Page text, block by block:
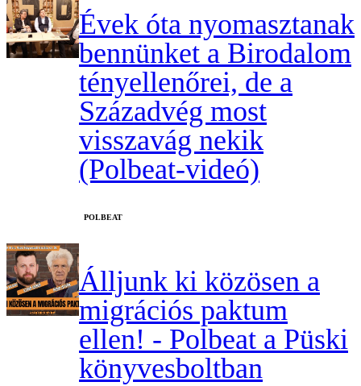
Évek óta nyomasztanak
bennünket a Birodalom
tényellenőrei, de a
Századvég most
visszavág nekik
(Polbeat-videó)
‎POLBEAT
Álljunk ki közösen a
migrációs paktum
ellen! - Polbeat a Püski
könyvesboltban